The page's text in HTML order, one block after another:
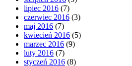
lipiec 2016 (7)
czerwiec 2016 (3)
maj 2016 (7)
kwiecień 2016 (5)
marzec 2016 (9)
luty 2016 (7)
styczeń 2016 (8)